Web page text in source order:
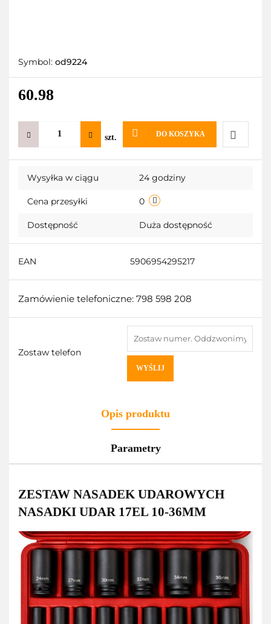
Symbol: od9224
60.98
szt. DO KOSZYKA
Do
Wysyłka w ciągu 24 godziny
Cena przesyłki 0
Dostępność Duża dostępność
EAN 5906954295217
Zamówienie telefoniczne: 798 598 208
Zostaw telefon
WYŚLIJ
Opis produktu
Parametry
ZESTAW NASADEK UDAROWYCH
NASADKI UDAR 17EL 10-36MM